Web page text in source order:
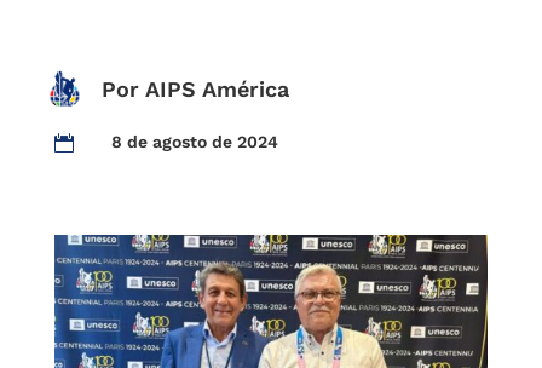
Por AIPS América
 8 de agosto de 2024